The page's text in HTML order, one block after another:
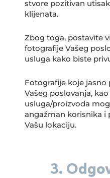
stvore pozitivan
klijenata.
Zbog toga, postavite
fotografije Vašeg
usluga kako biste
Fotografije koje
Vašeg poslovanja,
usluga/proizvoda
angažman korisnika i
Vašu lokaciju.
3.